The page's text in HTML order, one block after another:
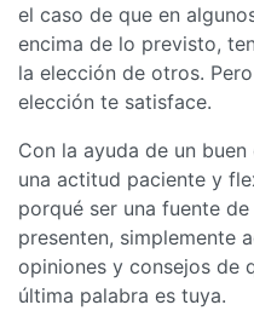
el caso de que en
encima de lo previsto,
la elección de otros.
elección te satisface.
Con la ayuda de un
una actitud paciente y
porqué ser una fuente
presenten, simplemente
opiniones y consejos de
última palabra es tuya.